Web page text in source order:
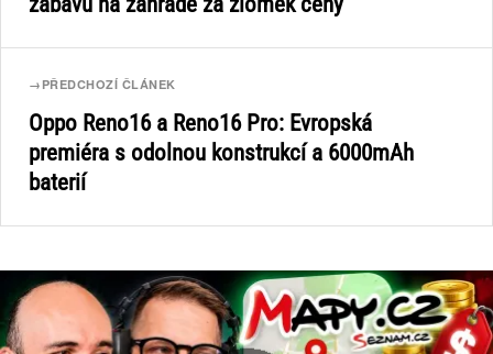
→ PŘEDCHOZÍ ČLÁNEK
Oppo Reno16 a Reno16 Pro: Evropská
premiéra s odolnou konstrukcí a 6000mAh
baterií